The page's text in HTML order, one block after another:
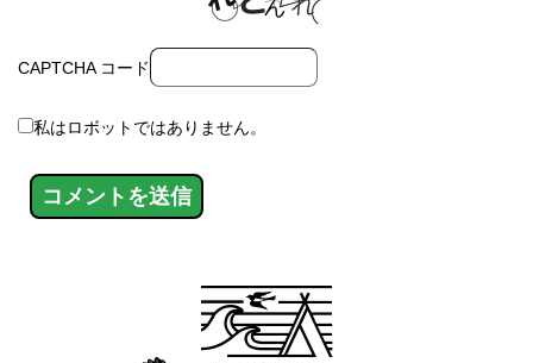
CAPTCHA コード
私はロボットではありません。